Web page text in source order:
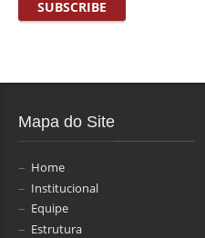
Mapa do Site
Home
Institucional
Equipe
Estrutura